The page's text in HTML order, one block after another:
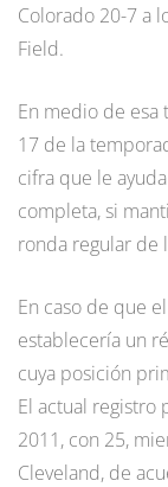
Colorado 20-7 a
Field.
En medio de esa
17 de la
cifra que le
completa, si
ronda regular de
En caso de que
establecería un
cuya posición
El actual registro
2011, con 25,
Cleveland, de